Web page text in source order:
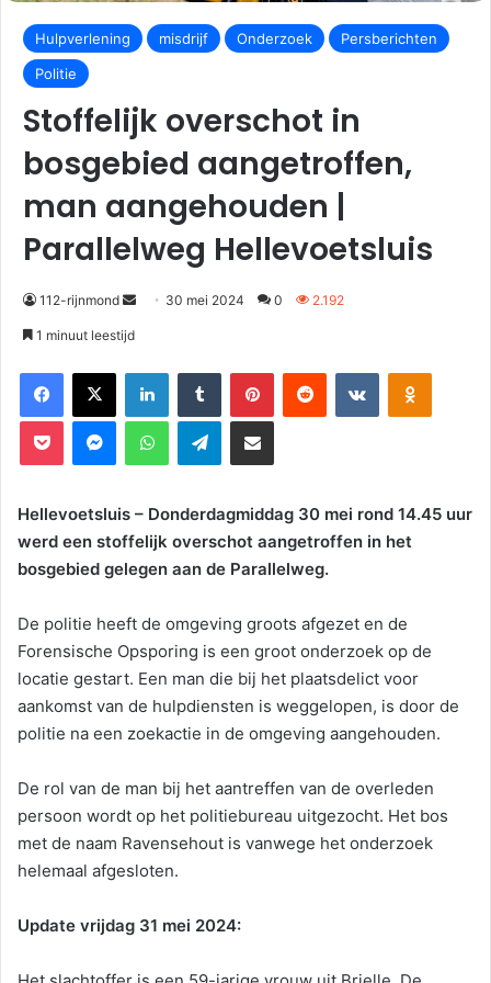
Hulpverlening misdrijf Onderzoek
Persberichten
Politie
Stoffelijk overschot in
bosgebied aangetroffen,
man aangehouden |
Parallelweg Hellevoetsluis
112-rijnmond 30 mei 2024 0 2.192
1 minuut leestijd
Facebook
X LinkedInTumblr PinterestReddit VKontakteOdnoklassniki
Pocket MessengerWhatsAppTelegramDeel via E-mail
Hellevoetsluis – Donderdagmiddag 30 mei rond 14.45 uur
werd een stoffelijk overschot aangetroffen in het
bosgebied gelegen aan de Parallelweg.
De politie heeft de omgeving groots afgezet en de
Forensische Opsporing is een groot onderzoek op de
locatie gestart. Een man die bij het plaatsdelict voor
aankomst van de hulpdiensten is weggelopen, is door de
politie na een zoekactie in de omgeving aangehouden.
De rol van de man bij het aantreffen van de overleden
persoon wordt op het politiebureau uitgezocht. Het bos
met de naam Ravensehout is vanwege het onderzoek
helemaal afgesloten.
Update vrijdag 31 mei 2024: